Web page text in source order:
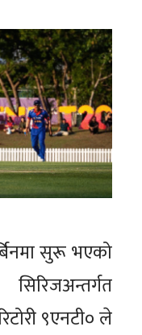
सुरू भएको
९एनटी० ले